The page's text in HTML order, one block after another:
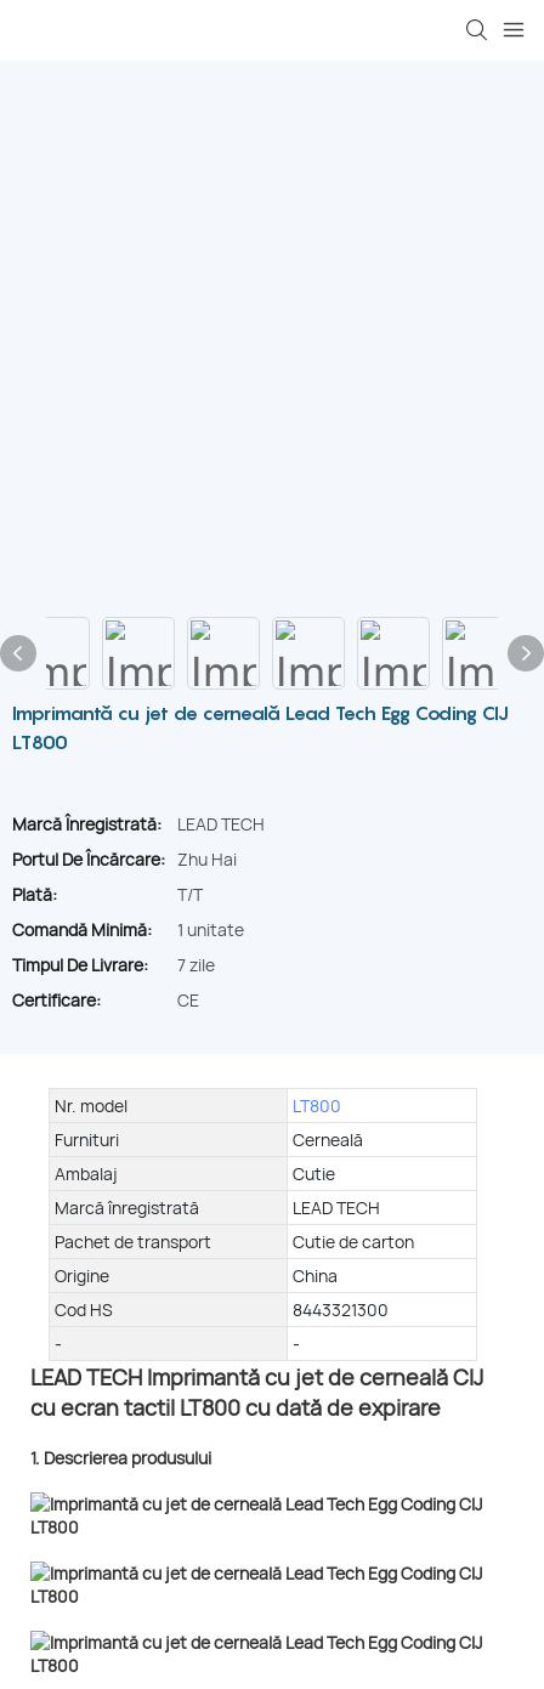
Imprimantă cu jet de cerneală Lead Tech Egg Coding CIJ
LT800
Marcă Înregistrată:
LEAD TECH
Portul De Încărcare: Zhu Hai
Plată:
T/T
Comandă Minimă:
1 unitate
Timpul De Livrare:
7 zile
Certificare:
CE
Nr. model
LT800
Furnituri
Cerneală
Ambalaj
Cutie
Marcă înregistrată
LEAD TECH
Pachet de transport
Cutie de carton
Origine
China
Cod HS
8443321300
-
-
LEAD TECH Imprimantă cu jet de cerneală CIJ
cu ecran tactil LT800 cu dată de expirare
1. Descrierea produsului